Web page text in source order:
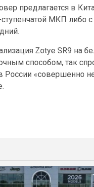
предлагается в
МКП либо
Zotye SR9 на
способом, так
России «совершенно